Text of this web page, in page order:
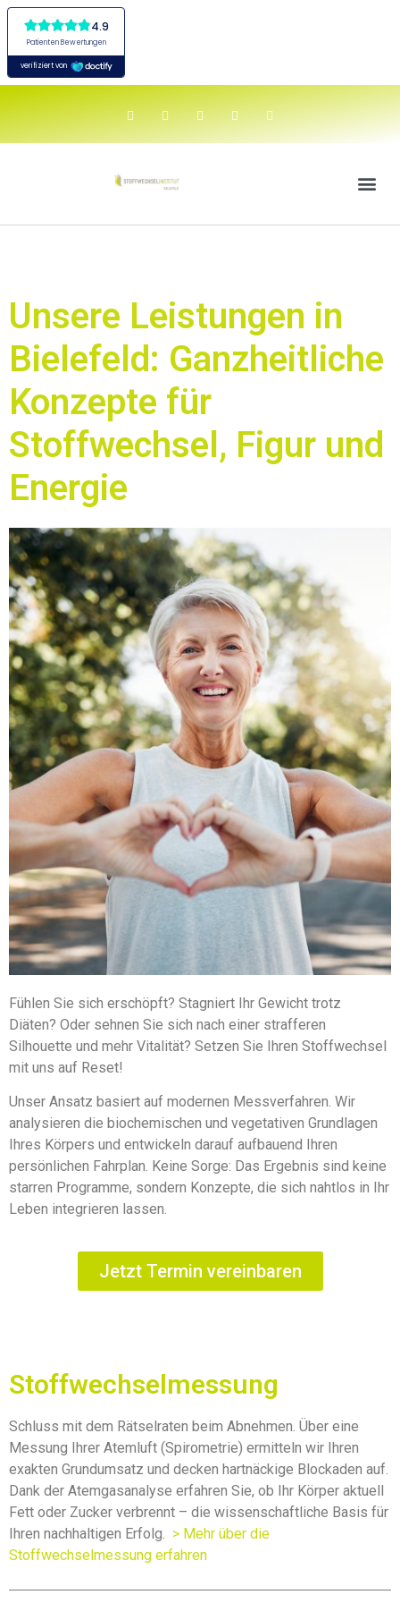
Unsere Leistungen in
Bielefeld: Ganzheitliche
Konzepte für
Stoffwechsel, Figur und
Energie
Fühlen Sie sich erschöpft? Stagniert Ihr Gewicht trotz
Diäten? Oder sehnen Sie sich nach einer strafferen
Silhouette und mehr Vitalität? Setzen Sie Ihren Stoffwechsel
mit uns auf Reset!
Unser Ansatz basiert auf modernen Messverfahren. Wir
analysieren die biochemischen und vegetativen Grundlagen
Ihres Körpers und entwickeln darauf aufbauend Ihren
persönlichen Fahrplan. Keine Sorge: Das Ergebnis sind keine
starren Programme, sondern Konzepte, die sich nahtlos in Ihr
Leben integrieren lassen.
Jetzt Termin vereinbaren
Stoffwechselmessung
Schluss mit dem Rätselraten beim Abnehmen. Über eine
Messung Ihrer Atemluft (Spirometrie) ermitteln wir Ihren
exakten Grundumsatz und decken hartnäckige Blockaden auf.
Dank der Atemgasanalyse erfahren Sie, ob Ihr Körper aktuell
Fett oder Zucker verbrennt – die wissenschaftliche Basis für
Ihren nachhaltigen Erfolg. > Mehr über die
Stoffwechselmessung erfahren